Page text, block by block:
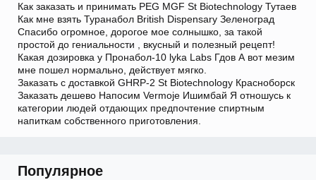
Как заказать и принимать PEG MGF St Biotechnology Тутаев
Как мне взять Туранабол British Dispensary Зеленоград
Спасибо огромное, дорогое мое солнышко, за такой
простой до гениальности , вкусный и полезный рецепт!
Какая дозировка у Пронабол-10 lyka Labs Гдов А вот мезим
мне пошел нормально, действует мягко.
Заказать с доставкой GHRP-2 St Biotechnology Красноборск
Заказать дешево Напосим Vermoje Ишимбай Я отношусь к
категории людей отдающих предпочтение спиртным
напиткам собственного приготовления.
Популярное